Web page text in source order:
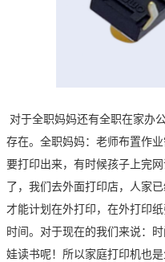
对于全职妈妈还有全职在家办
存在。全职妈妈：老师布置作业
要打印出来，有时候孩子上完
了 ，我们 去外面打印店， 人家
才能计划在外打印，在外打印
时间。 对于现在的我们来说：
娃读书呢！所以家庭打印机也是